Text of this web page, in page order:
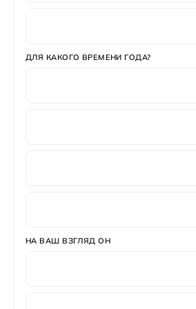
ДЛЯ КАКОГО ВРЕМЕНИ ГОДА?
НА ВАШ ВЗГЛЯД ОН